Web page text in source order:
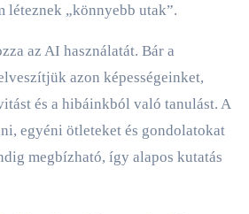
léteznek „könnyebb utak”.
az AI használatát. Bár a
azon képességeinket,
és a hibáinkból való tanulást. A
egyéni ötleteket és gondolatokat
megbízható, így alapos kutatás